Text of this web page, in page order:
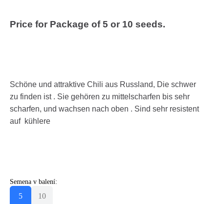
Price for Package of 5 or 10 seeds.
Schöne und attraktive Chili aus Russland, Die schwer
zu finden ist . Sie gehören zu mittelscharfen bis sehr
scharfen, und wachsen nach oben . Sind sehr resistent
auf kühlere
Semena v balení:
5 10